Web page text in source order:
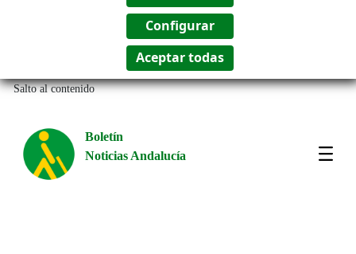
Salto al contenido
Boletín
Noticias Andalucía